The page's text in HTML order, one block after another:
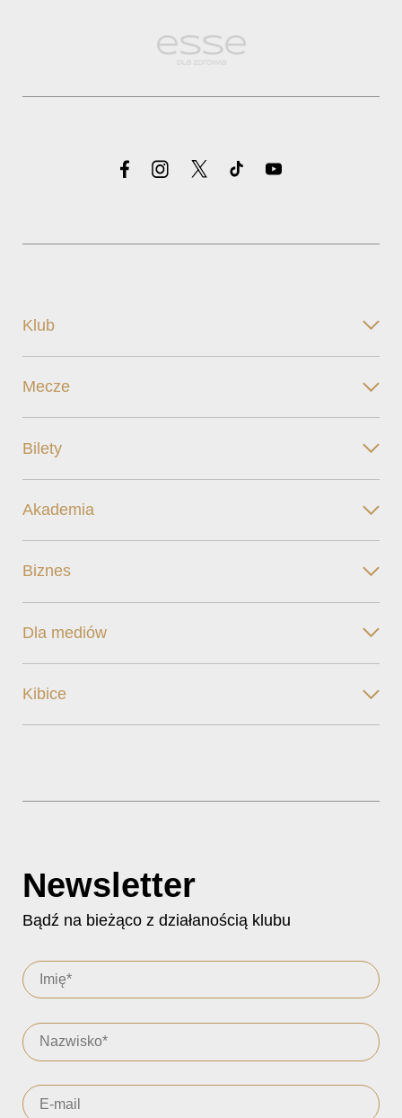
Klub
Mecze
Bilety
Akademia
Biznes
Dla mediów
Kibice
Newsletter
Bądź na bieżąco z działanością klubu